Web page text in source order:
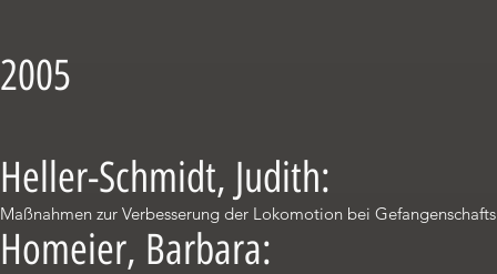
2005
Heller-Schmidt, Judith:
Maßnahmen zur Verbesserung der Lokomotion bei
Homeier, Barbara: